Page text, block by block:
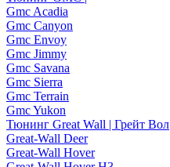
Gmc Acadia
Gmc Canyon
Gmc Envoy
Gmc Jimmy
Gmc Savana
Gmc Sierra
Gmc Terrain
Gmc Yukon
Тюнинг Great Wall | Грейт Вол
Great-Wall Deer
Great-Wall Hover